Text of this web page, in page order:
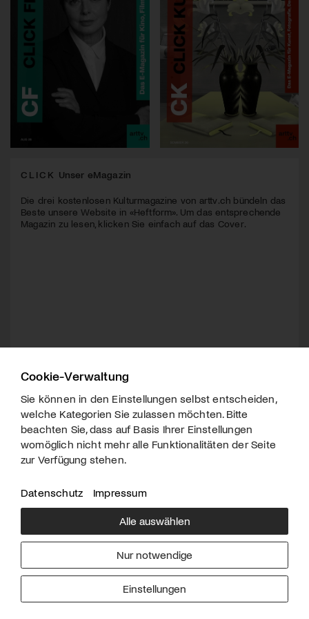
CLICK Unser eMagazin
Die drei kostenlosen Kulturmagazine von arttv.ch bündeln das
Beste unsere Website in «Heftform». Um das entsprechende
Magazin zu lesen, klicken Sie einfach auf das Cover.
Über uns
Downloads
Werben
Impressum
Cookie-Verwaltung
Sie können in den Einstellungen selbst entscheiden,
welche Kategorien Sie zulassen möchten. Bitte
beachten Sie, dass auf Basis Ihrer Einstellungen
womöglich nicht mehr alle Funktionalitäten der Seite
zur Verfügung stehen.
Datenschutz Impressum
Alle auswählen
Nur notwendige
Einstellungen